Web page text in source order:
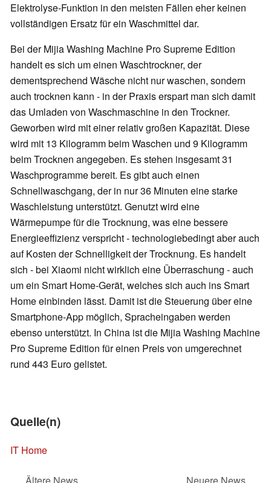
Elektrolyse-Funktion in den meisten Fällen eher keinen
vollständigen Ersatz für ein Waschmittel dar.
Bei der Mijia Washing Machine Pro Supreme Edition
handelt es sich um einen Waschtrockner, der
dementsprechend Wäsche nicht nur waschen, sondern
auch trocknen kann - in der Praxis erspart man sich damit
das Umladen von Waschmaschine in den Trockner.
Geworben wird mit einer relativ großen Kapazität. Diese
wird mit 13 Kilogramm beim Waschen und 9 Kilogramm
beim Trocknen angegeben. Es stehen insgesamt 31
Waschprogramme bereit. Es gibt auch einen
Schnellwaschgang, der in nur 36 Minuten eine starke
Waschleistung unterstützt. Genutzt wird eine
Wärmepumpe für die Trocknung, was eine bessere
Energieeffizienz verspricht - technologiebedingt aber auch
auf Kosten der Schnelligkeit der Trocknung. Es handelt
sich - bei Xiaomi nicht wirklich eine Überraschung - auch
um ein Smart Home-Gerät, welches sich auch ins Smart
Home einbinden lässt. Damit ist die Steuerung über eine
Smartphone-App möglich, Spracheingaben werden
ebenso unterstützt. In China ist die Mijia Washing Machine
Pro Supreme Edition für einen Preis von umgerechnet
rund 443 Euro gelistet.
Quelle(n)
IT Home